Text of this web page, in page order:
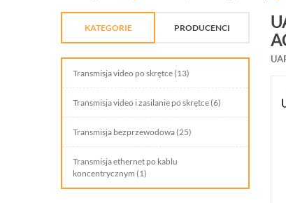
KATEGORIE PRODUCENCI
TELEWIZJA PRZEMYSŁOWA
SYSTEMY PPOŻ
WIDEODOMOFONY I DOMOFONY
KONTROLA DOSTĘPU
INTELIGENTNY BUDYNEK
Transmisja video po skrętce (13)
Transmisja video i zasilanie po skrętce (6)
Transmisja bezprzewodowa (25)
Transmisja ethernet po kablu
koncentrycznym (1)